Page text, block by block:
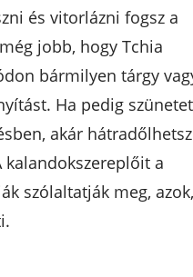
és vitorlázni fogsz a
jobb, hogy Tchia
bármilyen tárgy
Ha pedig szünetet
akár hátradőlhetsz
kalandokszereplőit a
szólaltatják meg,